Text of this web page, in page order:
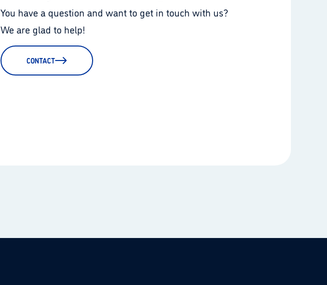
You have a question and want to get in touch with us?
We are glad to help!
CONTACT